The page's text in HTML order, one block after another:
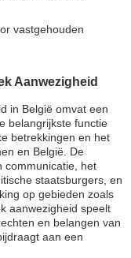
vastgehouden
Aanwezigheid
in België omvat een
belangrijkste functie
betrekkingen en het
en België. De
communicatie, het
staatsburgers, en
op gebieden zoals
aanwezigheid speelt
en belangen van
aan een